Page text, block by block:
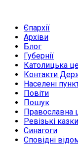
Єпархії
Архіви
Блог
Губернії
Католицька
Контакти
Населені
Повіти
Пошук
Православна
Ревізькі казки
Синагоги
Сповідні